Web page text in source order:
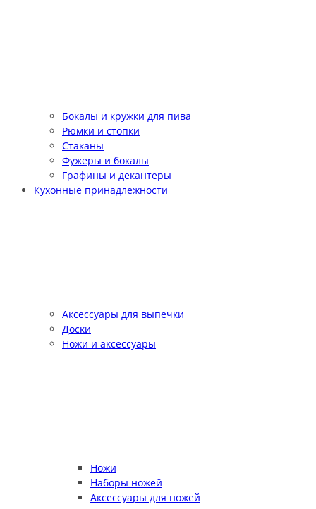
Бокалы и кружки для пива
Рюмки и стопки
Стаканы
Фужеры и бокалы
Графины и декантеры
Кухонные принадлежности
Аксессуары для выпечки
Доски
Ножи и аксессуары
Ножи
Наборы ножей
Аксессуары для ножей